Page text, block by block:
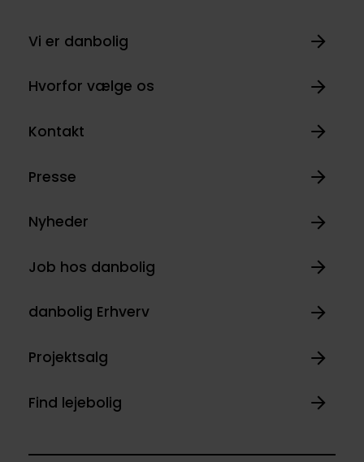
Vi er danbolig
Hvorfor vælge os
Kontakt
Presse
Nyheder
Job hos danbolig
danbolig Erhverv
Projektsalg
Find lejebolig